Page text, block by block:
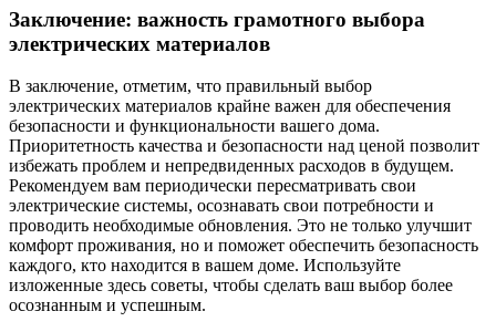
Заключение: важность грамотного выбора
электрических материалов
В заключение, отметим, что правильный выбор
электрических материалов крайне важен для обеспечения
безопасности и функциональности вашего дома.
Приоритетность качества и безопасности над ценой позволит
избежать проблем и непредвиденных расходов в будущем.
Рекомендуем вам периодически пересматривать свои
электрические системы, осознавать свои потребности и
проводить необходимые обновления. Это не только улучшит
комфорт проживания, но и поможет обеспечить безопасность
каждого, кто находится в вашем доме. Используйте
изложенные здесь советы, чтобы сделать ваш выбор более
осознанным и успешным.